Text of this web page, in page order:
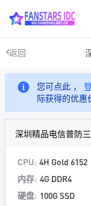
返回
您可点此 ，
际获得的优惠
深圳精品电信普防
CPU: 4H Gold 6152
内存: 4G DDR4
硬盘: 100G SSD